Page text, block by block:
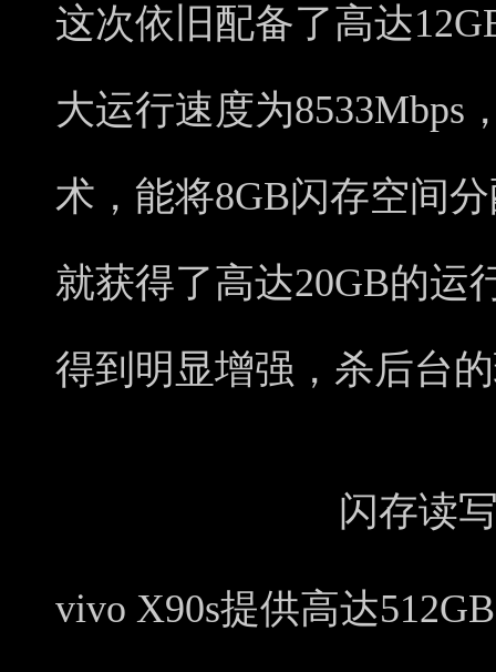
这次依旧配备了高达
大运行速度为8533Mbps
术，能将8GB闪存空间
就获得了高达20GB的运
得到明显增强，杀后台
闪存读
vivo X90s提供高达